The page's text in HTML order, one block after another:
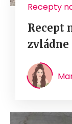
Recepty
Recept
zvládne